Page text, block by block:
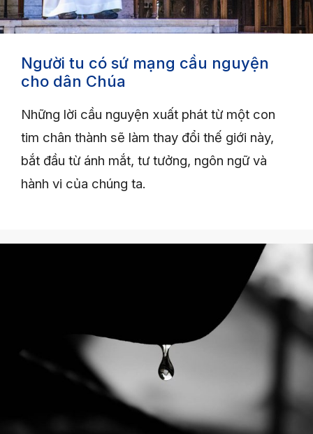
Người tu có sứ mạng cầu nguyện
cho dân Chúa
Những lời cầu nguyện xuất phát từ một con
tim chân thành sẽ làm thay đổi thế giới này,
bắt đầu từ ánh mắt, tư tưởng, ngôn ngữ và
hành vi của chúng ta.